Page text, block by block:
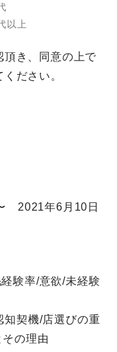
以上
頂き、同意の上で
ださい。
2021年6月10日
験率/意欲/未経験
知契機/店選びの重
の理由